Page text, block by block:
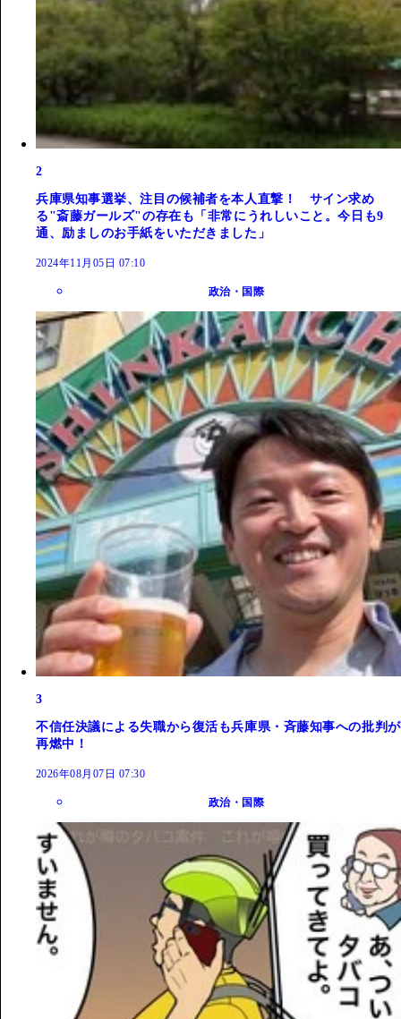
2
兵庫県知事選挙、注目の候補者を本人直撃！ サイン求め
る"斎藤ガールズ"の存在も「非常にうれしいこと。今日も9
通、励ましのお手紙をいただきました」
2024年11月05日 07:10
政治・国際
3
不信任決議による失職から復活も兵庫県・斉藤知事への批判が
再燃中！
2026年08月07日 07:30
政治・国際